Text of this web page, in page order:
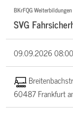
BKrFQG
SVG
09.09.2026
60487 Frankfurt